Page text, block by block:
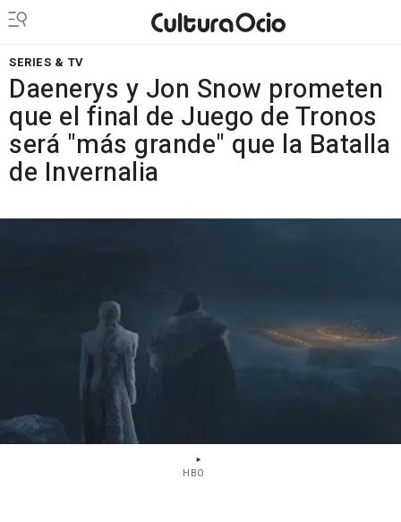
SERIES & TV
Daenerys y Jon Snow prometen
que el final de Juego de Tronos
será "más grande" que la Batalla
de Invernalia
HBO